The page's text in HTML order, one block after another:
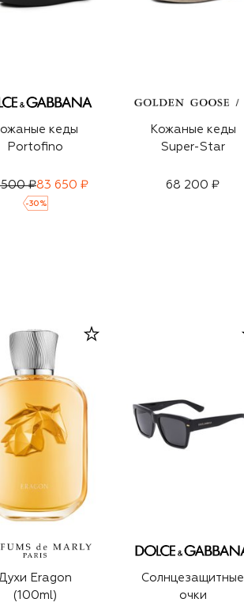
кеды
Portofino
500 ₽83 650 ₽
-30 %
Кожаные кеды
Super-Star
68 200 ₽
Eragon
(100ml)
Солнцезащитные
очки